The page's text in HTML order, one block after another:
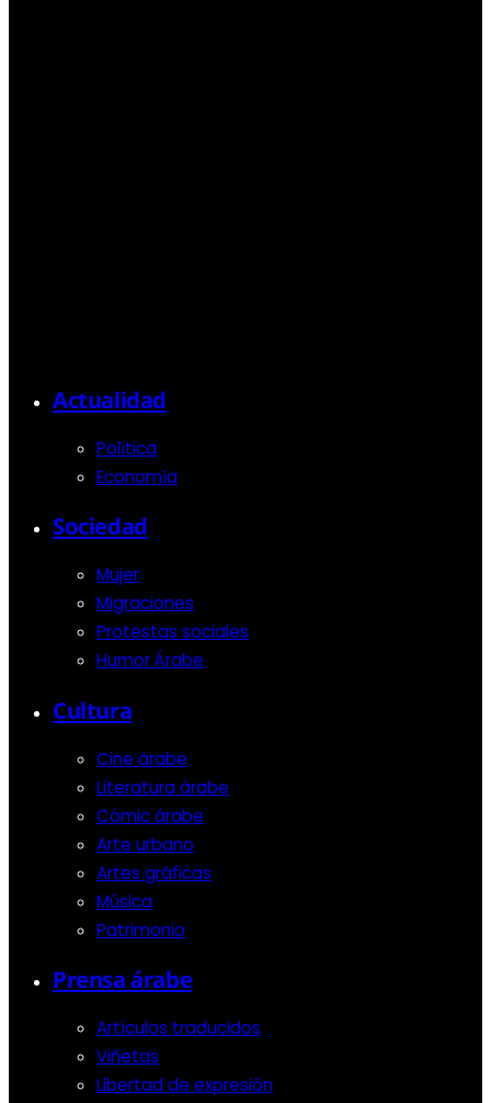
Actualidad
Política
Economía
Sociedad
Mujer
Migraciones
Protestas sociales
Humor Árabe
Cultura
Cine árabe
Literatura árabe
Cómic árabe
Arte urbano
Artes gráficas
Música
Patrimonio
Prensa árabe
Artículos traducidos
Viñetas
Libertad de expresión